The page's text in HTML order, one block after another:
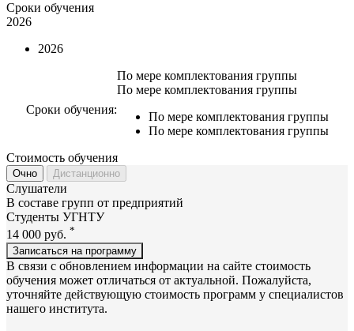
Сроки обучения
2026
2026
Сроки обучения:
По мере комплектования группы
По мере комплектования группы
По мере комплектования группы
По мере комплектования группы
Стоимость обучения
Очно Дистанционно
Слушатели
В составе групп от предприятий
Студенты УГНТУ
14 000 руб. *
Записаться на программу
В связи с обновлением информации на сайте стоимость
обучения может отличаться от актуальной. Пожалуйста,
уточняйте действующую стоимость программ у специалистов
нашего института.